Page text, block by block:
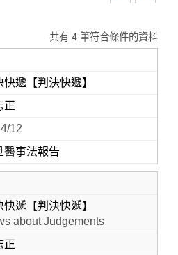
共有 4 筆符合條件的資料
快遞【判決快遞】
正
12
醫事法報告
快遞【判決快遞】
about Judgements
正